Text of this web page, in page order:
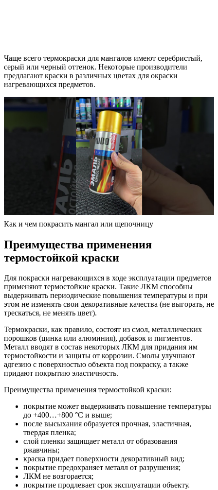
Чаще всего термокраски для мангалов имеют серебристый,
серый или черный оттенок. Некоторые производители
предлагают краски в различных цветах для окраски
нагревающихся предметов.
Как и чем покрасить мангал или щепочницу
Преимущества применения
термостойкой краски
Для покраски нагревающихся в ходе эксплуатации предметов
применяют термостойкие краски. Такие ЛКМ способны
выдерживать периодические повышения температуры и при
этом не изменять свои декоративные качества (не выгорать, не
трескаться, не менять цвет).
Термокраски, как правило, состоят из смол, металлических
порошков (цинка или алюминия), добавок и пигментов.
Металл вводят в состав некоторых ЛКМ для придания им
термостойкости и защиты от коррозии. Смолы улучшают
адгезию с поверхностью объекта под покраску, а также
придают покрытию эластичность.
Преимущества применения термостойкой краски:
покрытие может выдерживать повышение температуры
до +400…+800 °C и выше;
после высыхания образуется прочная, эластичная,
твердая пленка;
слой пленки защищает металл от образования
ржавчины;
краска придает поверхности декоративный вид;
покрытие предохраняет металл от разрушения;
ЛКМ не возгорается;
покрытие продлевает срок эксплуатации объекту.